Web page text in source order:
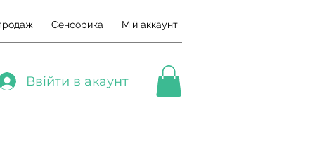
Ввійти в акаунт
Сенсорика Мій аккаунт